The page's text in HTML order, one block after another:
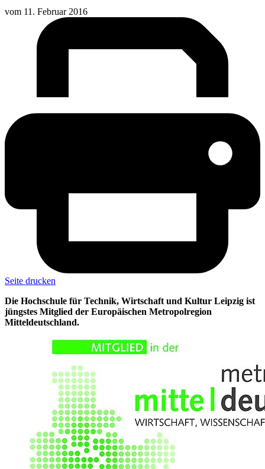
vom 11. Februar 2016
Seite drucken
Die Hochschule für Technik, Wirtschaft und Kultur Leipzig ist
jüngstes Mitglied der Europäischen Metropolregion
Mitteldeutschland.